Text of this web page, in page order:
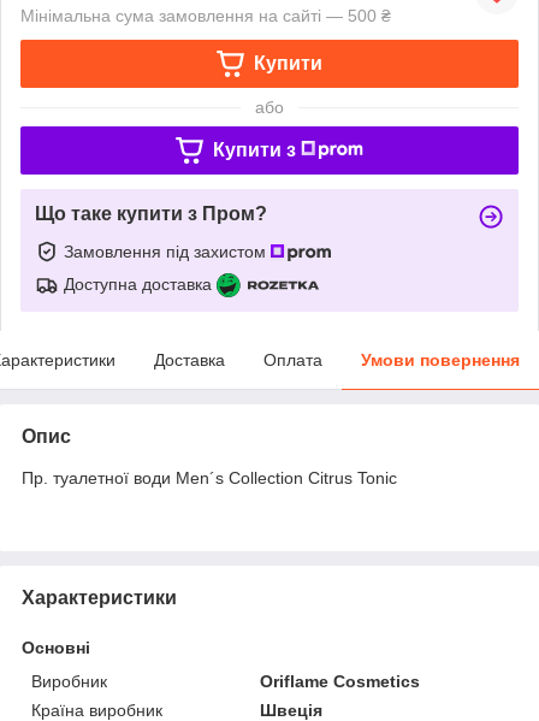
Мінімальна сума замовлення на сайті — 500 ₴
Купити
або
Купити з
Що таке купити з Пром?
Замовлення під захистом
Доступна доставка
Доставка Оплата Умови повернення
Опис
Пр. туалетної води Men´s Collection Citrus Tonic
Характеристики
Основні
Виробник
Oriflame Cosmetics
Країна виробник
Швеція